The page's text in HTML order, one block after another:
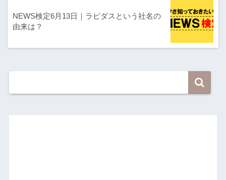
NEWS検定6月13日｜ラピダスという社名の
由来は？